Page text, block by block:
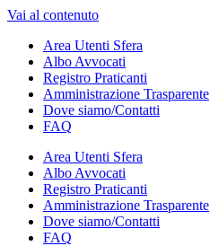
Vai al contenuto
Area Utenti Sfera
Albo Avvocati
Registro Praticanti
Amministrazione Trasparente
Dove siamo/Contatti
FAQ
Area Utenti Sfera
Albo Avvocati
Registro Praticanti
Amministrazione Trasparente
Dove siamo/Contatti
FAQ